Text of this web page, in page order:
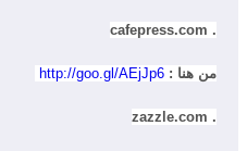
. cafepress.com
من هنا : http://goo.gl/AEjJp6
. zazzle.com